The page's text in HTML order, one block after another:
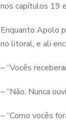
nos capítulos 19
Enquanto Apolo
no litoral, e ali
– “Vocês
– “Não. Nunca
– “Como vocês